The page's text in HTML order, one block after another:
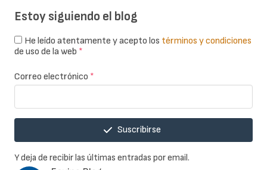
Estoy siguiendo el blog
He leído atentamente y acepto los términos y condiciones
de uso de la web *
Correo electrónico *
Suscribirse
Y deja de recibir las últimas entradas por email.